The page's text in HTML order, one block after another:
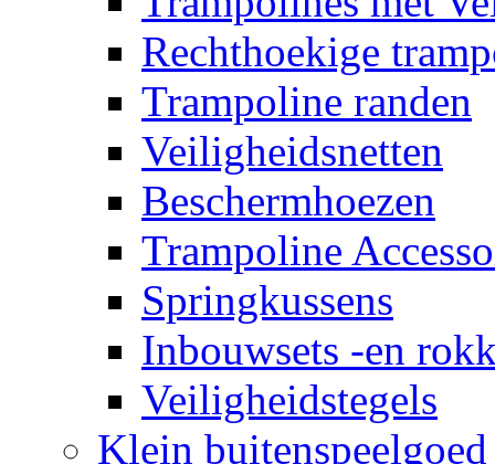
Rechthoekige
Trampoline randen
Veiligheidsnetten
Beschermhoezen
Trampoline
Springkussens
Inbouwsets -en
Veiligheidstegels
Klein buitenspeelgoed